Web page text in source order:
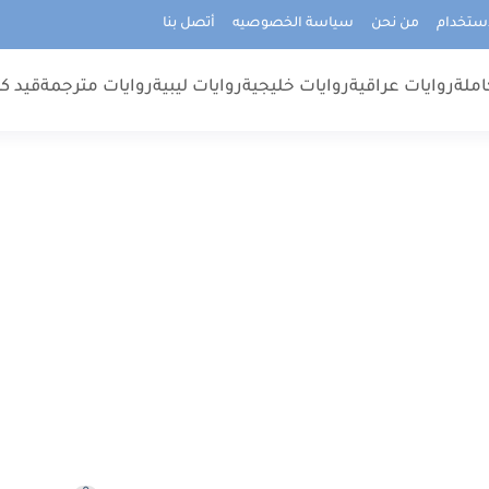
من نحن سياسة الخصوصيه أتصل بنا
روايات عراقيةروايات خليجيةروايات ليبيةروايات مترجمةقيد